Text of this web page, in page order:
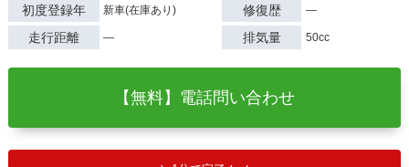
初度登録年 新車(在庫あり) 修復歴 ―
走行距離 ― 排気量 50cc
【無料】電話問い合わせ